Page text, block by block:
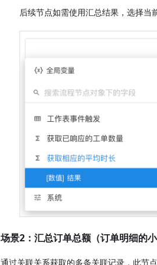
后续节点如需使用汇总结果，选择当
场景2：汇总订单总额（订单明细的小
通过关联关系获取的多条关联记录，此节